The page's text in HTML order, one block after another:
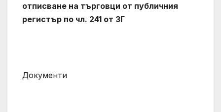
отписване на търговци от публичния
регистър по чл. 241 от ЗГ
Документи